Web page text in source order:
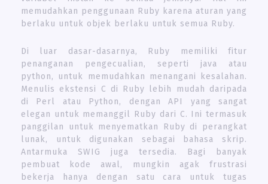
memudahkan penggunaan Ruby karena aturan yang
berlaku untuk objek berlaku untuk semua Ruby.
Di luar dasar-dasarnya, Ruby memiliki fitur
penanganan pengecualian, seperti java atau
python, untuk memudahkan menangani kesalahan.
Menulis ekstensi C di Ruby lebih mudah daripada
di Perl atau Python, dengan API yang sangat
elegan untuk memanggil Ruby dari C. Ini termasuk
panggilan untuk menyematkan Ruby di perangkat
lunak, untuk digunakan sebagai bahasa skrip.
Antarmuka SWIG juga tersedia. Bagi banyak
pembuat kode awal, mungkin agak frustrasi
bekerja hanya dengan satu cara untuk tugas